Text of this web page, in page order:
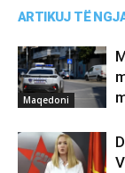
ARTIKUJ TË
Maqedoni